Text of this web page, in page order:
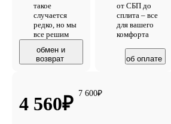
такое
случается
редко, но мы
все решим
обмен и
возврат
от СБП до
сплита – все
для вашего
комфорта
об оплате
4 560₽
7 600₽